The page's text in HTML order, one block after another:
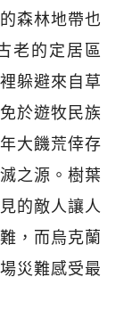
森林地帶也
老的定居區
躲避來自草
於遊牧民族
大饑荒倖存
之源。樹葉
的敵人讓人
，而烏克蘭
災難感受最